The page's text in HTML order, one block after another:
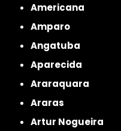
Americana
Amparo
Angatuba
Aparecida
Araraquara
Araras
Artur Nogueira